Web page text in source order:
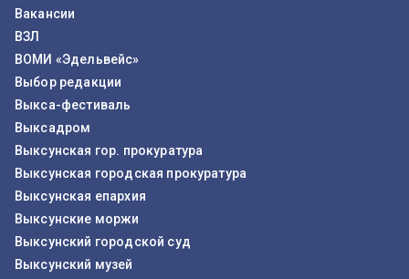
Вакансии
ВЗЛ
ВОМИ «Эдельвейс»
Выбор редакции
Выкса-фестиваль
Выксадром
Выксунская гор. прокуратура
Выксунская городская прокуратура
Выксунская епархия
Выксунские моржи
Выксунский городской суд
Выксунский музей